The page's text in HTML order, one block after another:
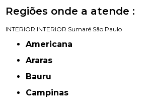
Regiões onde a atende :
INTERIOR INTERIOR Sumaré São Paulo
Americana
Araras
Bauru
Campinas